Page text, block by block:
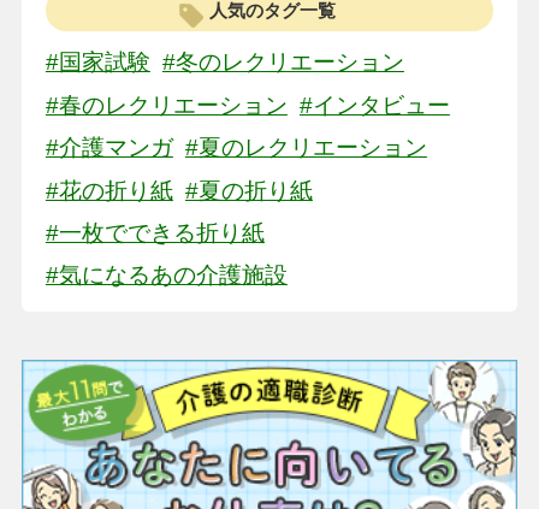
人気のタグ一覧
#国家試験 #冬のレクリエーション
#春のレクリエーション #インタビュー
#介護マンガ #夏のレクリエーション
#花の折り紙 #夏の折り紙
#一枚でできる折り紙
#気になるあの介護施設